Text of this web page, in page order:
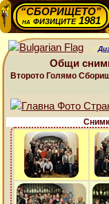
“СБОРИЩЕТО”
нафизиците 1981
Общи
Второто Голямо